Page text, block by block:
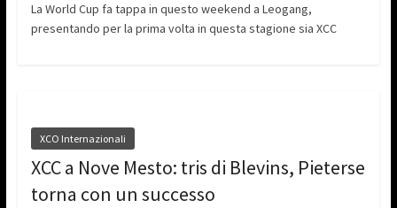
La World Cup fa tappa in questo weekend a Leogang,
presentando per la prima volta in questa stagione sia XCC
XCO Internazionali
XCC a Nove Mesto: tris di Blevins, Pieterse
torna con un successo